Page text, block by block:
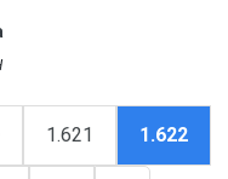
1.621 1.622